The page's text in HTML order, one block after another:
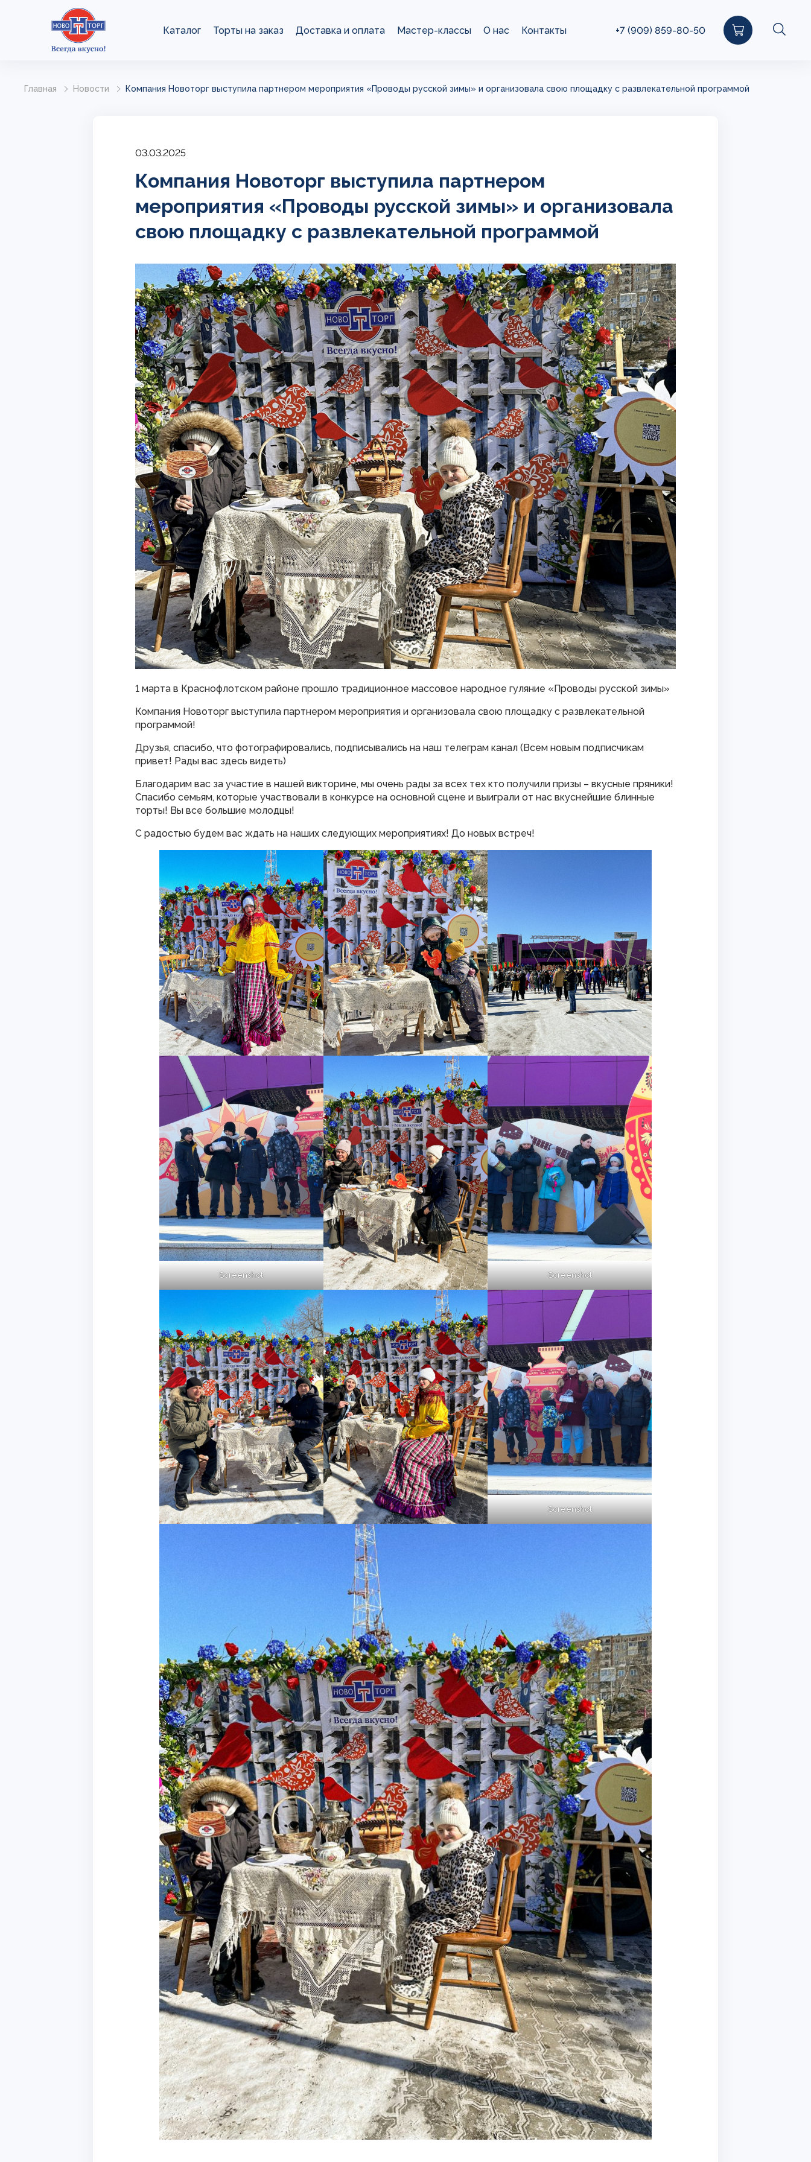
Каталог Торты на заказ Доставка и оплата Мастер-классы О нас Контакты +7 (909) 859-80-50
Главная Новости Компания Новоторг выступила партнером мероприятия «Проводы русской зимы» и организовала свою площадку с развлекательной программой
03.03.2025
Компания Новоторг выступила партнером
мероприятия «Проводы русской зимы» и организовала
свою площадку с развлекательной программой
1 марта в Краснофлотском районе прошло традиционное массовое народное гуляние «Проводы русской зимы»
Компания Новоторг выступила партнером мероприятия и организовала свою площадку с развлекательной
программой!
Друзья, спасибо, что фотографировались, подписывались на наш телеграм канал (Всем новым подписчикам
привет! Рады вас здесь видеть)
Благодарим вас за участие в нашей викторине, мы очень рады за всех тех кто получили призы – вкусные пряники!
Спасибо семьям, которые участвовали в конкурсе на основной сцене и выиграли от нас вкуснейшие блинные
торты! Вы все большие молодцы!
С радостью будем вас ждать на наших следующих мероприятиях! До новых встреч!
Screenshot Screenshot
Screenshot